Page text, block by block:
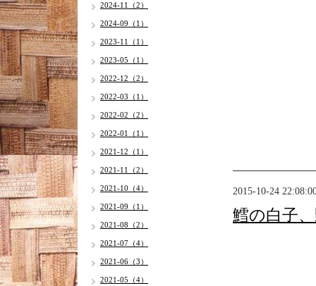
2015-10-24
鱈の白子
2024-11（2）
2024-09（1）
2023-11（1）
2023-05（1）
2022-12（2）
2022-03（1）
2022-02（2）
2022-01（1）
2021-12（1）
2021-11（2）
2021-10（4）
2021-09（1）
2021-08（2）
2021-07（4）
2021-06（3）
2021-05（4）